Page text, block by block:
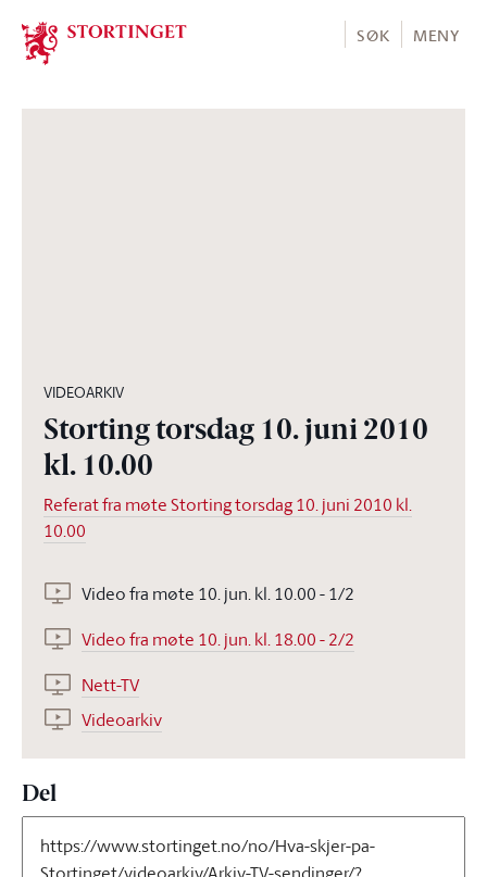
Stortinget.no
SØK MENY
VIDEOARKIV
Storting torsdag 10. juni 2010
kl. 10.00
Referat fra møte Storting torsdag 10. juni 2010 kl.
10.00
Video fra møte 10. jun. kl. 10.00 - 1/2
Video fra møte 10. jun. kl. 18.00 - 2/2
Nett-TV
Videoarkiv
Del